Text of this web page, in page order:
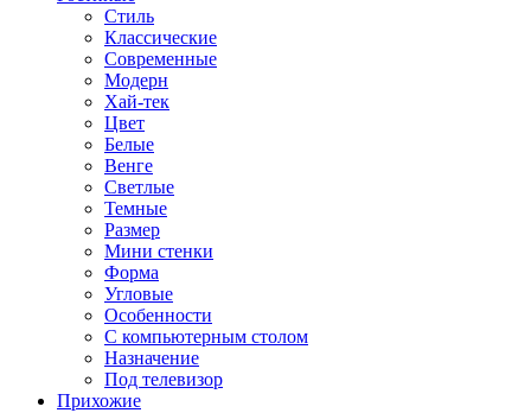
Стиль
Классические
Современные
Модерн
Хай-тек
Цвет
Белые
Венге
Светлые
Темные
Размер
Мини стенки
Форма
Угловые
Особенности
С компьютерным столом
Назначение
Под телевизор
Прихожие